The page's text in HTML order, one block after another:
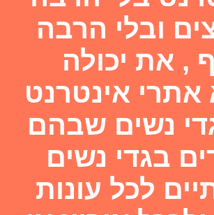
ובלי הרבה
, את יכולה
אתרי אינטרנט
נשים שבהם
בגדי נשים
לכל עונות